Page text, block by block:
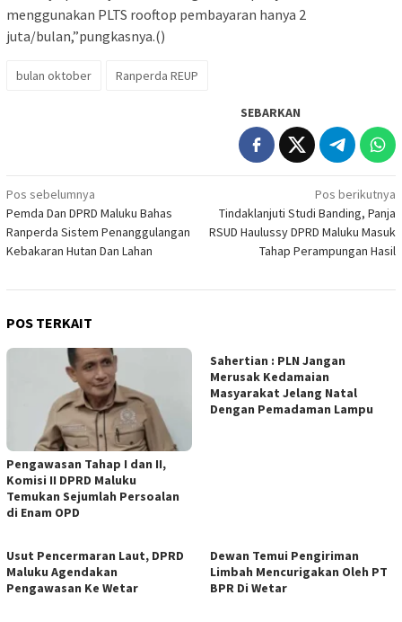
menggunakan PLTS rooftop pembayaran hanya 2
juta/bulan,”pungkasnya.()
bulan oktober Ranperda REUP
SEBARKAN
Navigasi
pos
Pos sebelumnya
Pemda Dan DPRD Maluku Bahas
Ranperda Sistem Penanggulangan
Kebakaran Hutan Dan Lahan
Pos berikutnya
Tindaklanjuti Studi Banding, Panja
RSUD Haulussy DPRD Maluku Masuk
Tahap Perampungan Hasil
POS TERKAIT
Pengawasan Tahap I dan II,
Komisi II DPRD Maluku
Temukan Sejumlah Persoalan
di Enam OPD
Sahertian : PLN Jangan
Merusak Kedamaian
Masyarakat Jelang Natal
Dengan Pemadaman Lampu
Usut Pencermaran Laut, DPRD
Maluku Agendakan
Pengawasan Ke Wetar
Dewan Temui Pengiriman
Limbah Mencurigakan Oleh PT
BPR Di Wetar